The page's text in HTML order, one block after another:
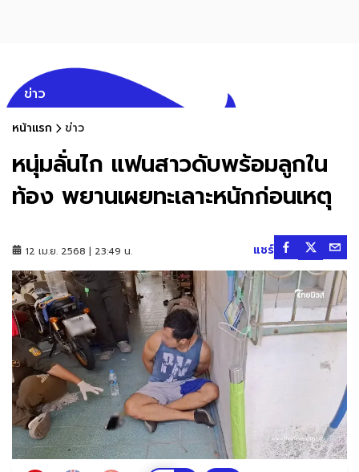
ข่าว
หน้าแรก ข่าว
หนุ่มลั่นไก แฟนสาวดับพร้อมลูกใน
ท้อง พยานเผยทะเลาะหนักก่อนเหตุ
12 เม.ย. 2568 | 23:49 น. แชร์